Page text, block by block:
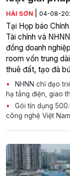
HẢI SƠN 04-08-
Tại Họp báo
Tài chính và
đồng doanh
room vốn trung
thuê đất, tạo đà
NHNN chỉ đạo
hạ tầng điện, giao
Gói tín dụng
công nghệ Việt